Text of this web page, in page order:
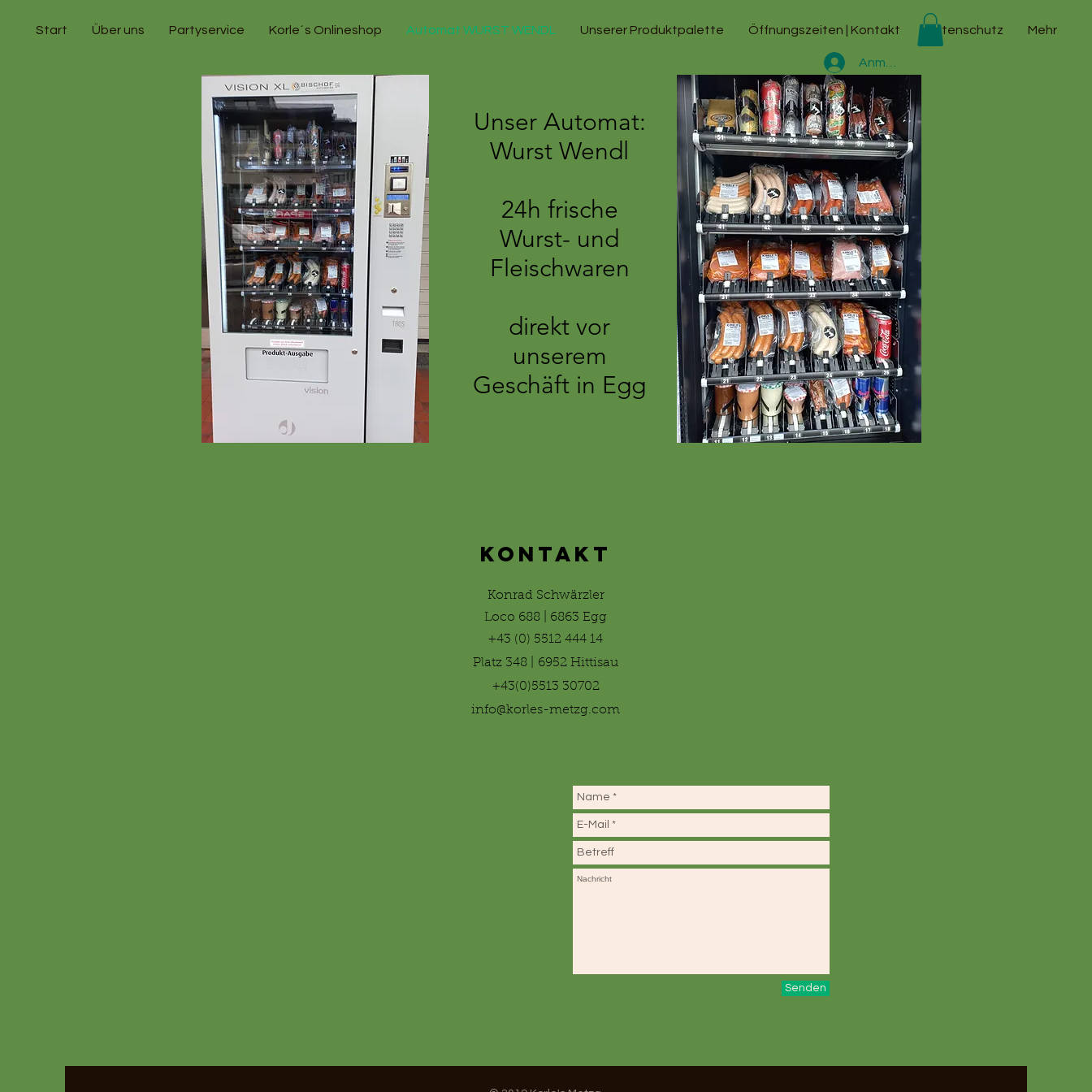
Start Über uns Partyservice Korle´s Onlineshop Automat WURST WENDL Unserer Produktpalette Öffnungszeiten | Kontakt Datenschutz Mehr
Anmelden
Unser Automat:
Wurst Wendl
24h frische
Wurst- und
Fleischwaren
direkt vor
unserem
Geschäft in Egg
KONTAKT
Konrad Schwärzler
Loco 688 | 6863 Egg
+43 (0) 5512 444 14
Platz 348 | 6952 Hittisau
+43(0)5513 30702
info@korles-metzg.com
Senden